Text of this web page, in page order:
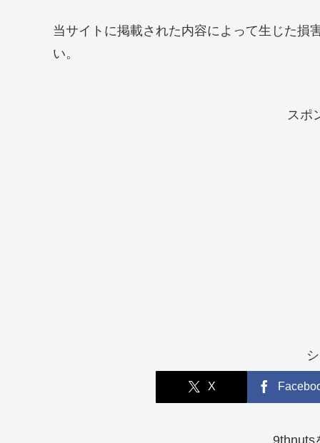
当サイトに掲載された内容によって生じた損
い。
スポ
X
9thnuts